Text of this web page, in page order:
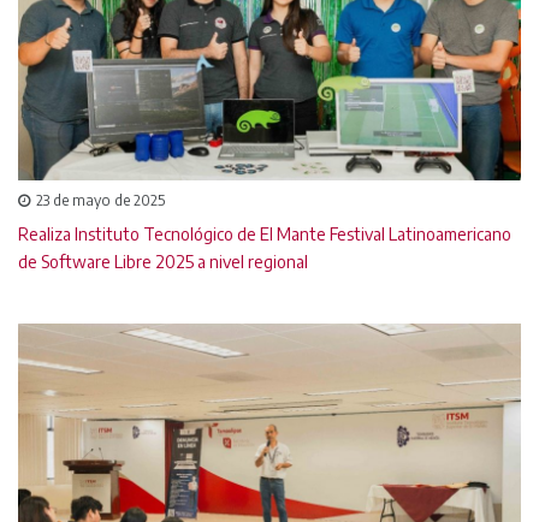
23 de mayo de 2025
Realiza Instituto Tecnológico de El Mante Festival Latinoamericano
de Software Libre 2025 a nivel regional